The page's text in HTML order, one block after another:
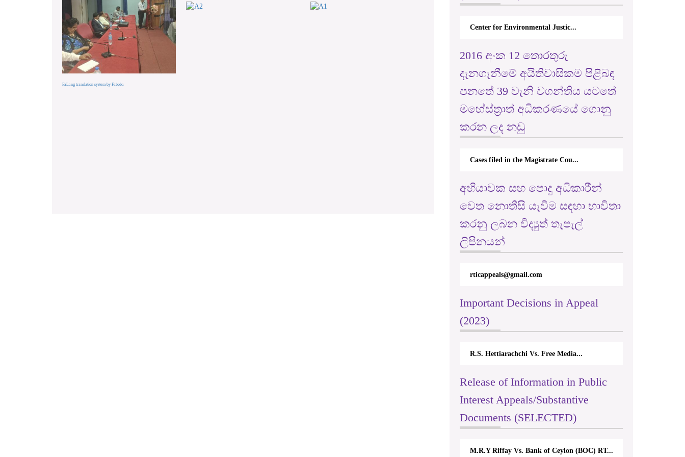
FaLang translation system by Faboba
Center for Environmental Justic...
2016 අංක 12 තොරතුරු
දැනගැනීමේ අයිතිවාසිකම පිළිබඳ
පනතේ 39 වැනි වගන්තිය යටතේ
මහේස්ත්‍රාත් අධිකරණයේ ගොනු
කරන ලද නඩු
Cases filed in the Magistrate Cou...
අභියාචක සහ පොදු අධිකාරීන්
වෙත නොතීසි යැවීම සඳහා භාවිතා
කරනු ලබන විද්‍යුත් තැපැල්
ලිපිනයන්
rticappeals@gmail.com
Important Decisions in Appeal
(2023)
R.S. Hettiarachchi Vs. Free Media...
Release of Information in Public
Interest Appeals/Substantive
Documents (SELECTED)
M.R.Y Riffay Vs. Bank of Ceylon (BOC) RT...